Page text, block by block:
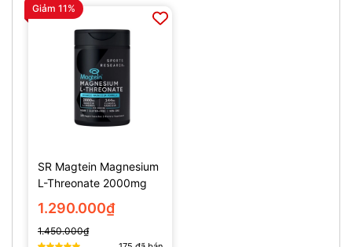
Giảm 11%
SR Magtein Magnesium
L-Threonate 2000mg
(135 Viên)
1.290.000₫
1.450.000₫